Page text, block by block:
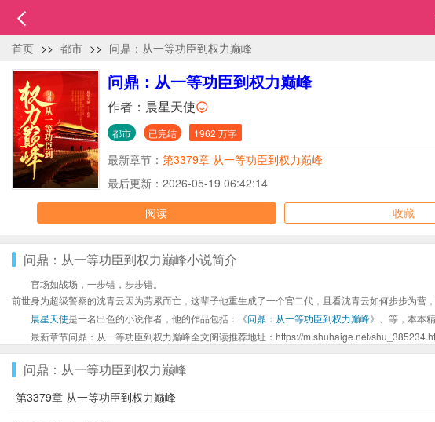
首页 >> 都市 >> 问鼎：从一等功臣到权力巅峰
问鼎：从一等功臣到权力巅峰
作者： 晨星天使
都市 已完结 1962 万字
最新章节： 第3379章 从一等功臣到权力巅峰
最后更新：2026-05-19 06:42:14
阅读
收藏
问鼎：从一等功臣到权力巅峰小说简介
官场如战场，一步错，步步错。
前世身为超级警察的沈青云因为劳累而亡，这辈子他重生成了一个官二代，且看沈青云如何步步为营
晨星天使是一名出色的小说作者，他的作品包括：《问鼎：从一等功臣到权力巅峰》、等，本本
最新章节问鼎：从一等功臣到权力巅峰全文阅读推荐地址：https://m.shuhaige.net/
问鼎：从一等功臣到权力巅峰
第3379章 从一等功臣到权力巅峰